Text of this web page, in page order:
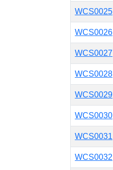
WCS0025
WCS0026
WCS0027
WCS0028
WCS0029
WCS0030
WCS0031
WCS0032